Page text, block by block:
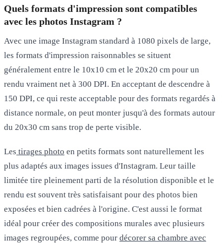
Quels formats d'impression sont compatibles
avec les photos Instagram ?
Avec une image Instagram standard à 1080 pixels de large,
les formats d'impression raisonnables se situent
généralement entre le 10x10 cm et le 20x20 cm pour un
rendu vraiment net à 300 DPI. En acceptant de descendre à
150 DPI, ce qui reste acceptable pour des formats regardés à
distance normale, on peut monter jusqu'à des formats autour
du 20x30 cm sans trop de perte visible.
Les tirages photo en petits formats sont naturellement les
plus adaptés aux images issues d'Instagram. Leur taille
limitée tire pleinement parti de la résolution disponible et le
rendu est souvent très satisfaisant pour des photos bien
exposées et bien cadrées à l'origine. C'est aussi le format
idéal pour créer des compositions murales avec plusieurs
images regroupées, comme pour décorer sa chambre avec